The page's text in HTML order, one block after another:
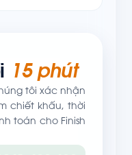
15 phút
tôi xác nhận
chiết khấu, thời
toán cho Finish